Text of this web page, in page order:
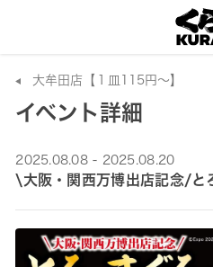
大牟田店【１皿115円～】
イベント詳細
2025.08.08 - 2025.08.20
\大阪・関西万博出店記念/と